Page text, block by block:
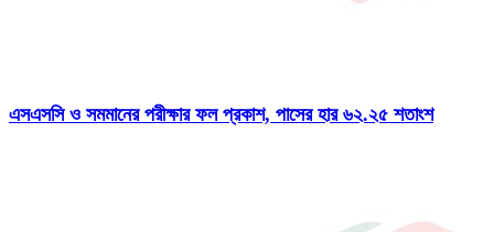
এসএসসি ও সমমানের পরীক্ষার ফল প্রকাশ, পাসের হার ৬২.২৫ শতাংশ